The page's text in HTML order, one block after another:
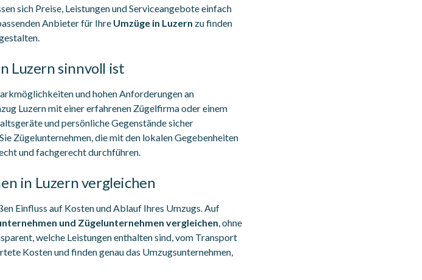
sich Preise, Leistungen und Serviceangebote einfach
Anbieter für Ihre Umzüge in Luzern zu finden
Luzern sinnvoll ist
und hohen Anforderungen an
Luzern mit einer erfahrenen Zügelfirma oder einem
und persönliche Gegenstände sicher
Zügelunternehmen, die mit den lokalen Gegebenheiten
und fachgerecht durchführen.
in Luzern vergleichen
Einfluss auf Kosten und Ablauf Ihres Umzugs. Auf
und Zügelunternehmen vergleichen, ohne
welche Leistungen enthalten sind, vom Transport
Kosten und finden genau das Umzugsunternehmen,